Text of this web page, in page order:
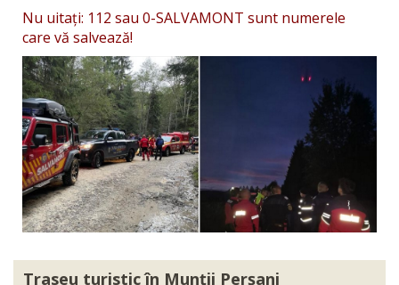
Nu uitați: 112 sau 0-SALVAMONT sunt numerele
care vă salvează!
Traseu turistic în Munții Perșani